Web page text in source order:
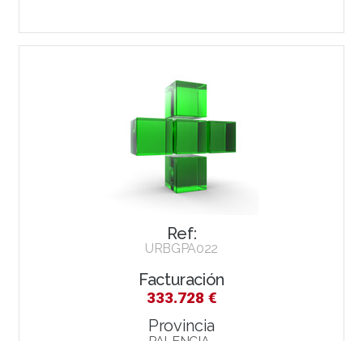
Ref:
URBGPA022
Facturación
333.728 €
Provincia